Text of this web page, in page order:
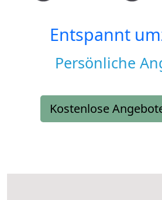
Entspannt
Persönliche
Kostenlose